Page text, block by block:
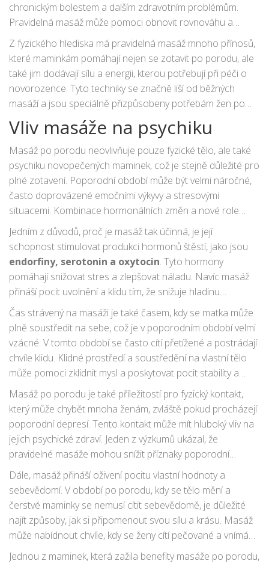
chronickým bolestem a dalším zdravotním problémům.
Pravidelná masáž může pomoci obnovit rovnováhu a
správné držení těla.
Z fyzického hlediska má pravidelná masáž mnoho přínosů,
které maminkám pomáhají nejen se zotavit po porodu, ale
také jim dodávají sílu a energii, kterou potřebují při péči o
novorozence. Tyto techniky se značně liší od běžných
masáží a jsou speciálně přizpůsobeny potřebám žen po
porodu. Je evidentní, že tyto procedury mají širokou škálu
pozitivních účinků na tělo a přinášejí nezbytnou úlevu v
obdobích, kdy je to nejvíce potřebné.
Vliv masáže na psychiku
Masáž po porodu neovlivňuje pouze fyzické tělo, ale také
psychiku novopečených maminek, což je stejně důležité pro
plné zotavení. Poporodní období může být velmi náročné,
často doprovázené emočními výkyvy a stresovými
situacemi. Kombinace hormonálních změn a nové role
může snadno vést k úzkosti nebo dokonce k poporodní
depresi.
Jedním z důvodů, proč je masáž tak účinná, je její
schopnost stimulovat produkci hormonů štěstí, jako jsou
endorfiny, serotonin a oxytocin. Tyto hormony
pomáhají snižovat stres a zlepšovat náladu. Navíc masáž
přináší pocit uvolnění a klidu tím, že snižuje hladinu
kortizolu, který je často spojen se stresem. Díky této
kombinaci může masáž pomoci nejen k fyzickému, ale i k
emočnímu zotavení.
Čas strávený na masáži je také časem, kdy se matka může
plně soustředit na sebe, což je v poporodním období velmi
vzácné. V tomto období se často cítí přetížené a postrádají
chvíle klidu. Klidné prostředí a soustředění na vlastní tělo
může pomoci zklidnit mysl a poskytovat pocit stability a
kontroly. To může být užitečné při zvládání nových
náročných úkolů spojených s péčí o novorozence.
Masáž po porodu je také příležitostí pro fyzický kontakt,
který může chybět mnoha ženám, zvláště pokud procházejí
poporodní depresí. Tento kontakt může mít hluboký vliv na
jejich psychické zdraví. Jeden z výzkumů ukázal, že
pravidelné masáže mohou snížit příznaky poporodní
deprese až o 50%, což je významný přínos pro
novopečené maminky.
Dále, masáž přináší oživení pocitu vlastní hodnoty a
sebevědomí. V období po porodu, kdy se tělo mění a
čerstvé maminky se nemusí cítit sebevědomě, je důležité
najít způsoby, jak si připomenout svou sílu a krásu. Masáž
může nabídnout chvíle, kdy se ženy cítí pečované a vnímány,
což pozitivně ovlivňuje jejich psychiku.
Jednou z maminek, která zažila benefity masáže po porodu,